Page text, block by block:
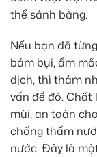
thể sánh bằng.
Nếu bạn đã
bám bụi, ẩm
dịch, thì thảm
vấn đề đó. Chất
mùi, an toàn
chống thấm
nước. Đây là